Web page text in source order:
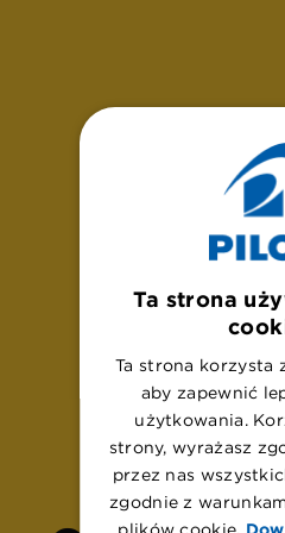
Up
Ta strona
Ta strona korzysta
aby zapewnić
użytkowania.
strony, wyrażasz
przez nas
zgodnie z